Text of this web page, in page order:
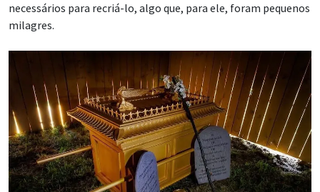
necessários para recriá-lo, algo que, para ele, foram pequenos
milagres.